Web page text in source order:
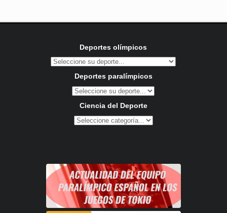
Deportes olímpicos
Deportes paralímpicos
Ciencia del Deporte